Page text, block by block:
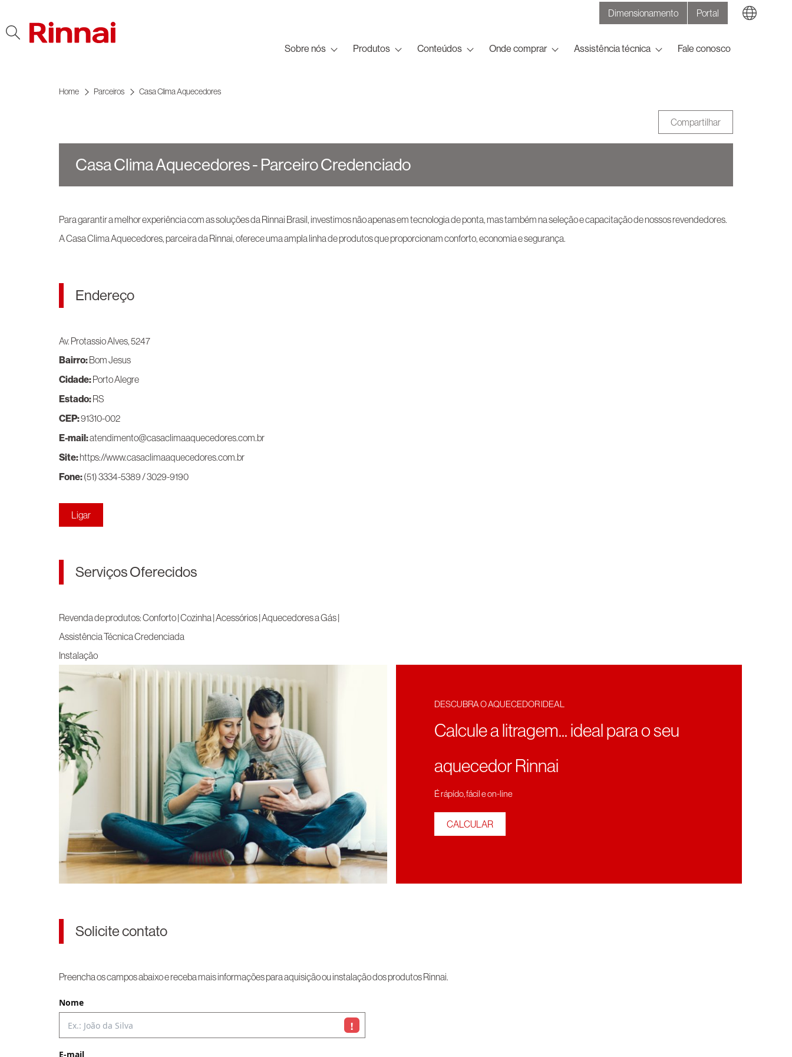
Dimensionamento Portal
Sobre nós Produtos Conteúdos Onde comprar Assistência técnica Fale conosco
Home Parceiros Casa Clima Aquecedores
Compartilhar
Casa Clima Aquecedores - Parceiro Credenciado
Para garantir a melhor experiência com as soluções da Rinnai Brasil, investimos não apenas em tecnologia de ponta, mas também na seleção e capacitação de nossos revendedores.
A Casa Clima Aquecedores, parceira da Rinnai, oferece uma ampla linha de produtos que proporcionam conforto, economia e segurança.
Endereço
Av. Protassio Alves, 5247
Bairro:Bom Jesus
Cidade:Porto Alegre
Estado:RS
CEP:91310-002
E-mail:atendimento@casaclimaaquecedores.com.br
Site:https://www.casaclimaaquecedores.com.br
Fone:(51) 3334-5389 / 3029-9190
Ligar
Serviços Oferecidos
Revenda de produtos: Conforto | Cozinha | Acessórios | Aquecedores a Gás |
Assistência Técnica Credenciada
Instalação
DESCUBRA O AQUECEDOR IDEAL
Calcule a litragem... ideal para o seu
aquecedor Rinnai
É rápído, fácil e on-line
CALCULAR
Solicite contato
Preencha os campos abaixo e receba mais informações para aquisição ou instalação dos produtos Rinnai.
Nome
!
E-mail